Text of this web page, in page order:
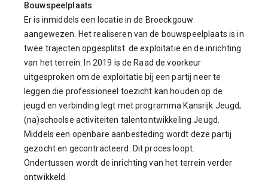
Bouwspeelplaats
Er is inmiddels een locatie in de Broeckgouw
aangewezen. Het realiseren van de bouwspeelplaats is in
twee trajecten opgesplitst: de exploitatie en de inrichting
van het terrein. In 2019 is de Raad de voorkeur
uitgesproken om de exploitatie bij een partij neer te
leggen die professioneel toezicht kan houden op de
jeugd en verbinding legt met programma Kansrijk Jeugd;
(na)schoolse activiteiten talentontwikkeling Jeugd.
Middels een openbare aanbesteding wordt deze partij
gezocht en gecontracteerd. Dit proces loopt.
Ondertussen wordt de inrichting van het terrein verder
ontwikkeld.